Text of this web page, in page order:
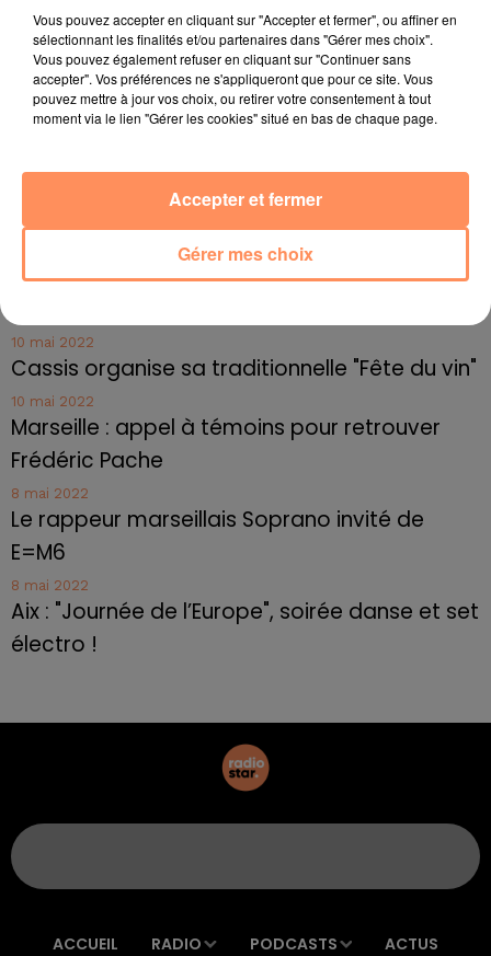
4 juillet 2022
Radio Star Live avec Dadju
27 juin 2022
Marseille : une application pour mettre en
Le cocholed pour jouer à la pétanque
jusqu'au bout de la nuit !
10 mai 2022
10 mai 2022
Cassis organise sa traditionnelle "Fête du vin"
10 mai 2022
Marseille : appel à témoins pour retrouver
Frédéric Pache
8 mai 2022
Le rappeur marseillais Soprano invité de
E=M6
8 mai 2022
Aix : "Journée de l’Europe", soirée danse et set
électro !
ACCUEIL RADIO PODCASTS ACTUS
Vous pouvez accepter en cliquant sur "Accepter et fermer", ou affiner en
sélectionnant les finalités et/ou partenaires dans "Gérer mes choix".
Vous pouvez également refuser en cliquant sur "Continuer sans
accepter". Vos préférences ne s'appliqueront que pour ce site. Vous
pouvez mettre à jour vos choix, ou retirer votre consentement à tout
moment via le lien "Gérer les cookies" situé en bas de chaque page.
Gérer mes choix
Accepter et fermer